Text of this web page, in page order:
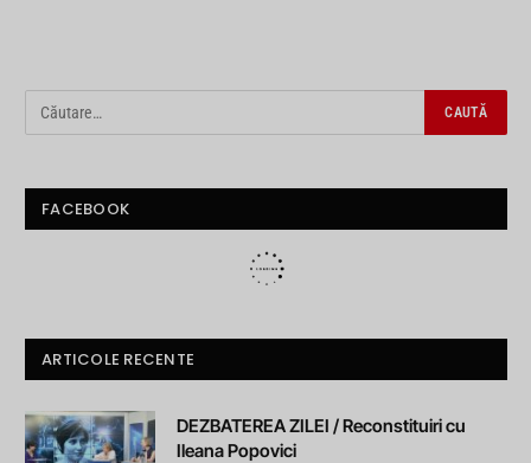
FACEBOOK
ARTICOLE RECENTE
DEZBATEREA ZILEI / Reconstituiri cu
Ileana Popovici